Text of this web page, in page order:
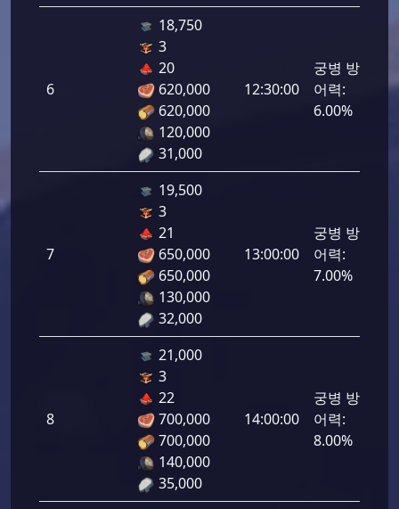
6
18,750
3
20
620,000
620,000
120,000
31,000
12:30:00
궁병 방
어력:
6.00%
7
19,500
3
21
650,000
650,000
130,000
32,000
13:00:00
궁병 방
어력:
7.00%
8
21,000
3
22
700,000
700,000
140,000
35,000
14:00:00
궁병 방
어력:
8.00%